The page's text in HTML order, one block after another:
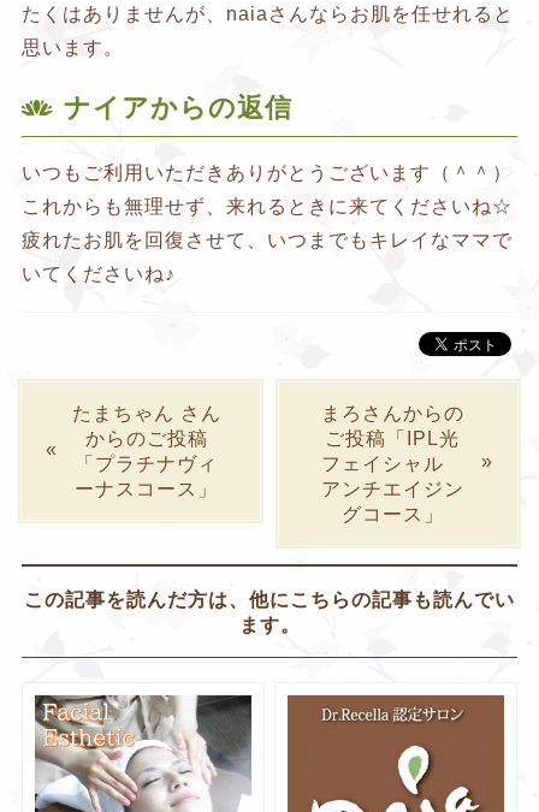
たくはありませんが、naiaさんならお肌を任せれると
思います。
ナイアからの返信
いつもご利用いただきありがとうございます（＾＾）
これからも無理せず、来れるときに来てくださいね☆
疲れたお肌を回復させて、いつまでもキレイなママで
いてくださいね♪
たまちゃん さん
からのご投稿
「プラチナヴィ
ーナスコース」
まろさんからの
ご投稿「IPL光
フェイシャル
アンチエイジン
グコース」
この記事を読んだ方は、他にこちらの記事も読んでい
ます。